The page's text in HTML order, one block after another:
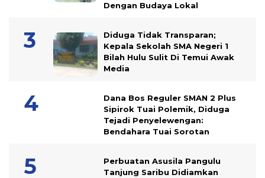
Dengan Budaya Lokal
Diduga Tidak Transparan;
Kepala Sekolah SMA Negeri 1
Bilah Hulu Sulit Di Temui Awak
Media
Dana Bos Reguler SMAN 2 Plus
Sipirok Tuai Polemik, Diduga
Tejadi Penyelewengan:
Bendahara Tuai Sorotan
Perbuatan Asusila Pangulu
Tanjung Saribu Didiamkan